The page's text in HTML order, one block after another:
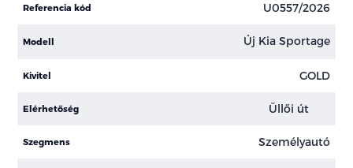
Referencia kód U0557/2026
Modell Új Kia Sportage
Kivitel GOLD
Elérhetőség Üllői út
Szegmens Személyautó